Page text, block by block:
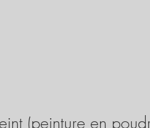
(peinture en